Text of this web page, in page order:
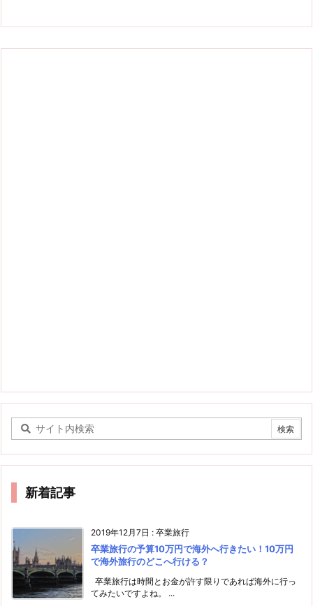
新着記事
2019年12月7日 : 卒業旅行
卒業旅行の予算10万円で海外へ行きたい！10万円
で海外旅行のどこへ行ける？
卒業旅行は時間とお金が許す限りであれば海外に行っ
てみたいですよね。 ...